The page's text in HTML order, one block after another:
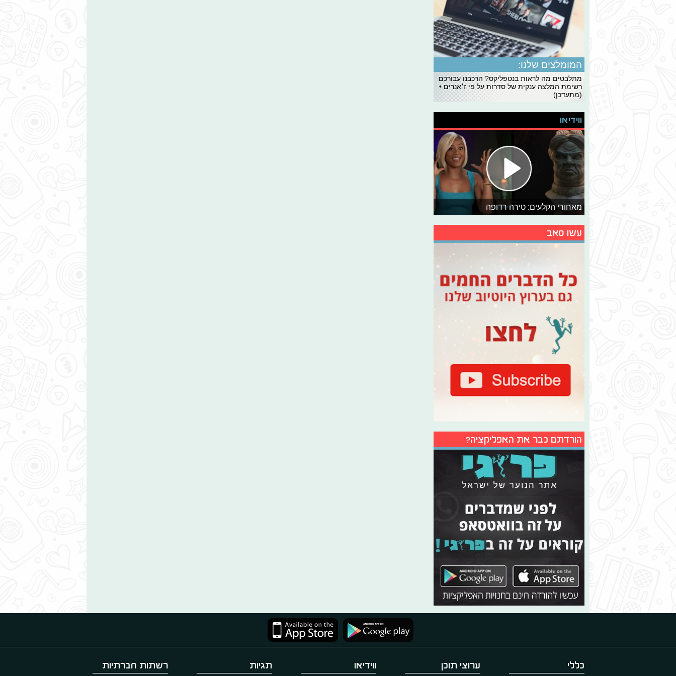
המומלצים שלנו:
מתלבטים מה לראות בנטפליקס? הרכבנו עבורכם
רשימת המלצה ענקית של סדרות על פי ז׳אנרים •
(מתעדכן)
ווידיאו
מאחורי הקלעים: טירה רדופה
עשו סאב
הורדתם כבר את האפליקציה?
כללי ערוצי תוכן ווידיאו תגיות רשתות חברתיות